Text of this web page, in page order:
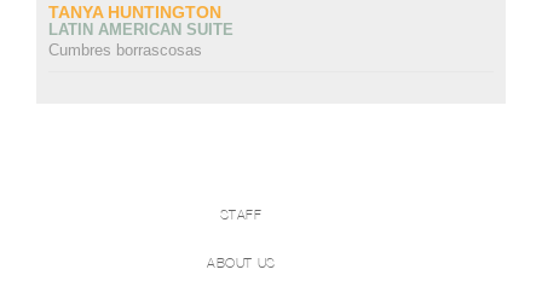
TANYA HUNTINGTON
LATIN AMERICAN SUITE
Cumbres borrascosas
STAFF
ABOUT US